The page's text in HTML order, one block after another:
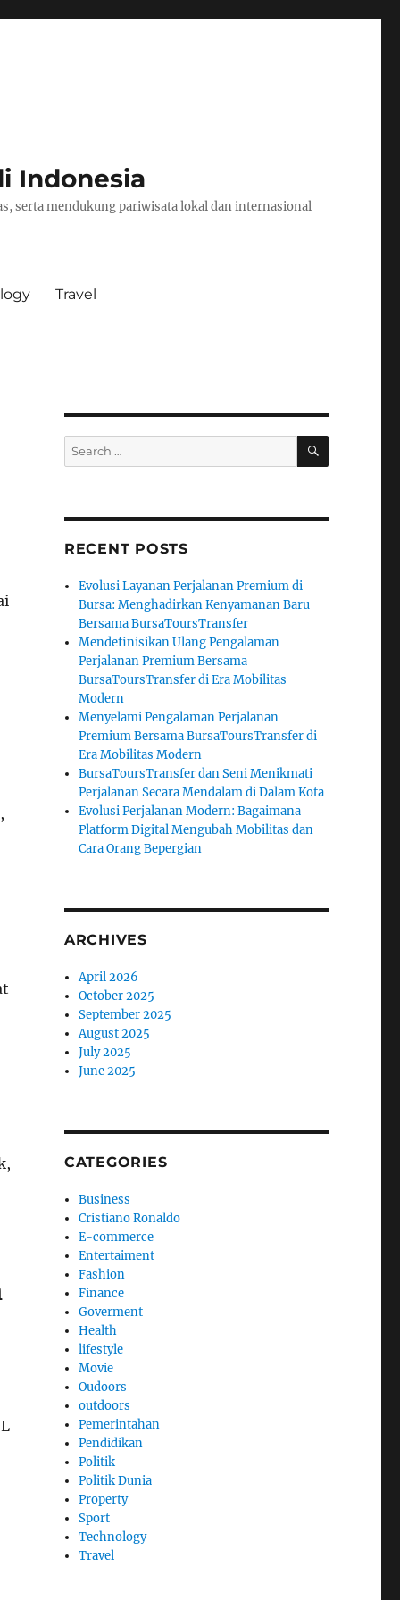
Indonesia
serta mendukung pariwisata lokal dan internasional
Travel
Search
for:
SEARCH
RECENT POSTS
Evolusi Layanan Perjalanan Premium di
Bursa: Menghadirkan Kenyamanan Baru
Bersama BursaToursTransfer
Mendefinisikan Ulang Pengalaman
Perjalanan Premium Bersama
BursaToursTransfer di Era Mobilitas
Modern
Menyelami Pengalaman Perjalanan
Premium Bersama BursaToursTransfer di
Era Mobilitas Modern
BursaToursTransfer dan Seni Menikmati
Perjalanan Secara Mendalam di Dalam Kota
Evolusi Perjalanan Modern: Bagaimana
Platform Digital Mengubah Mobilitas dan
Cara Orang Bepergian
ARCHIVES
April 2026
October 2025
September 2025
August 2025
July 2025
June 2025
CATEGORIES
Business
Cristiano Ronaldo
E-commerce
Entertaiment
Fashion
Finance
Goverment
Health
lifestyle
Movie
Oudoors
outdoors
Pemerintahan
Pendidikan
Politik
Politik Dunia
Property
Sport
Technology
Travel